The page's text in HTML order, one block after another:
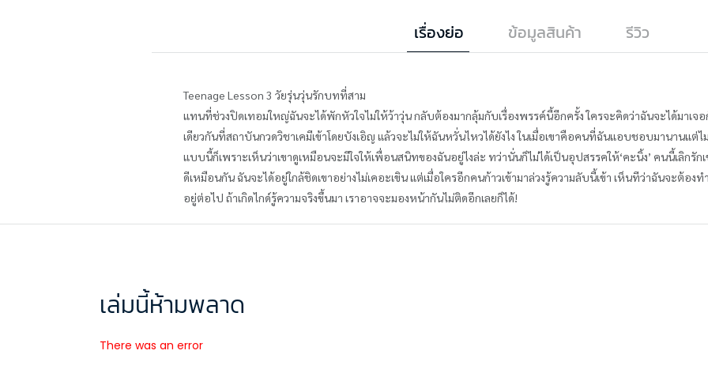
เรื่องย่อ ข้อมูลสินค้า รีวิว
Teenage Lesson 3 วัยรุ่นวุ่นรักบทที่สาม
แทนที่ช่วงปิดเทอมใหญ่ฉันจะได้พักหัวใจไม่ให้ว้าวุ่น กลับต้องมากลุ้มกับเรื่องพรรค์นี้อีกครั้ง ใครจะคิดว่าฉันจะได้มาเจ
เดียวกันที่สถาบันกวดวิชาเคมีเข้าโดยบังเอิญ แล้วจะไม่ให้ฉันหวั่นไหวได้ยังไง ในเมื่อเขาคือคนที่ฉันแอบชอบมานานแต่
แบบนี้ก็เพราะเห็นว่าเขาดูเหมือนจะมีใจให้เพื่อนสนิทของฉันอยู่ไงล่ะ ทว่านั่นก็ไม่ได้เป็นอุปสรรคให้‘คะนิ้ง’ คนนี้เลิกรั
ดีเหมือนกัน ฉันจะได้อยู่ใกล้ชิดเขาอย่างไม่เคอะเขิน แต่เมื่อใครอีกคนก้าวเข้ามาล่วงรู้ความลับนี้เข้า เห็นทีว่าฉันจะต้อง
อยู่ต่อไป ถ้าเกิดไกด์รู้ความจริงขึ้นมา เราอาจจะมองหน้ากันไม่ติดอีกเลยก็ได้!
เล่มนี้ห้ามพลาด
There was an error